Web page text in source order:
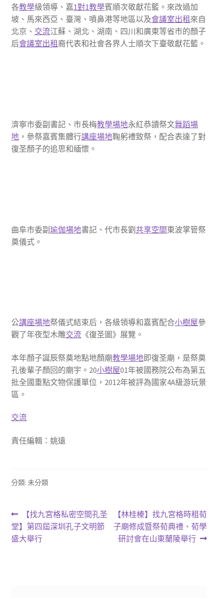
各教學級領導、嘉1對1教學賓順次敬獻花籃。來改過加
坡、馬來西亞、臺灣、噴鼻港等地區以及會議室出租 來自
北京、 交流江蘇、湖北、湖南、四川和廣東等省市的顏子
后會議室出租 裔代表和社會各界人士順次下臺敬獻花籃。
濟寧市委副書記、市長梅教學場地永紅恭讀祭文舞蹈場
地，參祭嘉賓集體行講座場地鞠躬禮致祭，配合表達了對
復圣顏子的追思和緬懷。
曲阜市委副瑜伽場地書記、代市長劉共享空間東波掌管祭
奠儀式。
公講座場地祭儀式結束后，各級領導和嘉賓配合小樹屋參
觀了年夜型木雕交流 《復圣圖》展覽。
本年顏子誕辰祭奠地點地顏廟教學場地即復圣廟，是祭奠
孔後輩子顏回的廟宇。20小樹屋01年被國務院公布為第五
批全國重點文物保護單位，2012年被評為國家4A級游玩景
區。
交流
責任編輯：姚遠
分類: 未分類
文
章
上
一
篇
【找九宮格私密空間孔圣
堂】第四屆深圳孔子文明節
盛大舉行
下
一
篇
【林桂榛】找九宮格時租荀
子廟修成暨祭荀典禮、荀學
研討會在山東蘭陵舉行